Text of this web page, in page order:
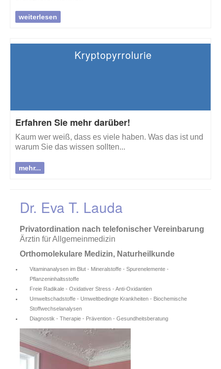
weiterlesen
Kryptopyrrolurie
Erfahren Sie mehr darüber!
Kaum wer weiß, dass es viele haben. Was das ist und
warum Sie das wissen sollten...
mehr...
Dr. Eva T. Lauda
Privatordination nach telefonischer Vereinbarung
Ärztin für Allgemeinmedizin
Orthomolekulare Medizin, Naturheilkunde
Vitaminanalysen im Blut - Mineralstoffe - Spurenelemente -
Pflanzeninhaltsstoffe
Freie Radikale - Oxidativer Stress - Anti-Oxidantien
Umweltschadstoffe - Umweltbedingte Krankheiten - Biochemische
Stoffwechselanalysen
Diagnostik - Therapie - Prävention - Gesundheitsberatung